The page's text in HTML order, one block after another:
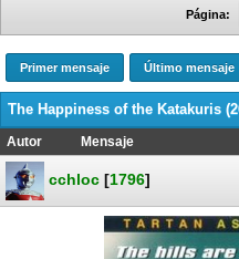
Página:
Primer mensaje Último mensaje
The Happiness of the Katakuris
Autor
Mensaje
cchloc [1796]